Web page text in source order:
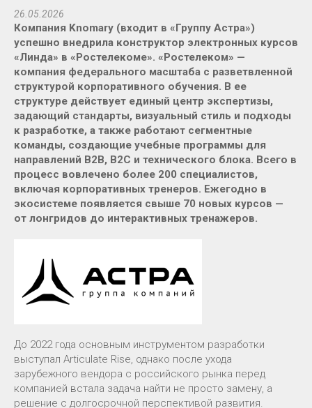
26.05.2026
Компания Knomary (входит в «Группу Астра»)
успешно внедрила конструктор электронных курсов
«Линда» в «Ростелекоме». «Ростелеком» —
компания федерального масштаба с разветвленной
структурой корпоративного обучения. В ее
структуре действует единый центр экспертизы,
задающий стандарты, визуальный стиль и подходы
к разработке, а также работают сегментные
команды, создающие учебные программы для
направлений B2B, B2C и технического блока. Всего в
процесс вовлечено более 200 специалистов,
включая корпоративных тренеров. Ежегодно в
экосистеме появляется свыше 70 новых курсов —
от лонгридов до интерактивных тренажеров.
До 2022 года основным инструментом разработки
выступал Articulate Rise, однако после ухода
зарубежного вендора с российского рынка перед
компанией встала задача найти не просто замену, а
решение с долгосрочной перспективой развития.